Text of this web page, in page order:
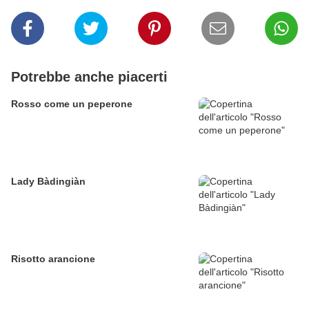
Potrebbe anche piacerti
Rosso come un peperone
Lady Bàdingiàn
Risotto arancione